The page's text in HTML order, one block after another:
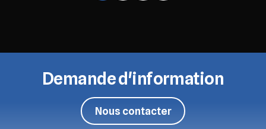
Demande d'information
Nous contacter